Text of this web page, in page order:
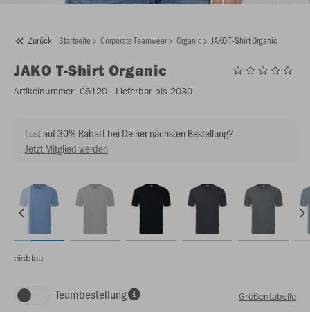
Zurück Startseite Corporate Teamwear Organic JAKO T-Shirt Organic
JAKO T-Shirt Organic
Artikelnummer: C6120 - Lieferbar bis 2030
Lust auf 30% Rabatt bei Deiner nächsten Bestellung?
Jetzt Mitglied werden
eisblau
Teambestellung Größentabelle